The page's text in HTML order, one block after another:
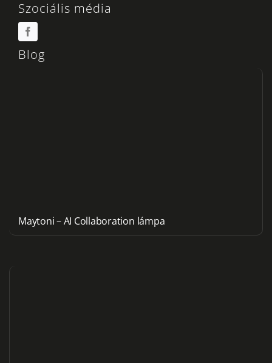
Szociális média
Blog
Maytoni – AI Collaboration lámpa